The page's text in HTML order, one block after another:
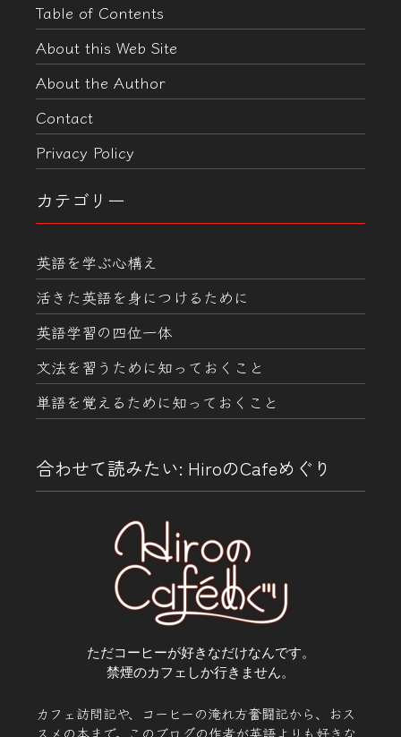
Table of Contents
About this Web Site
About the Author
Contact
Privacy Policy
カテゴリー
英語を学ぶ心構え
活きた英語を身につけるために
英語学習の四位一体
文法を習うために知っておくこと
単語を覚えるために知っておくこと
合わせて読みたい: HiroのCafeめぐり
ただコーヒーが好きなだけなんです。
禁煙のカフェしか行きません。
カフェ訪問記や、コーヒーの淹れ方奮闘記から、おス
スメの本まで。このブログの作者が英語よりも好きな